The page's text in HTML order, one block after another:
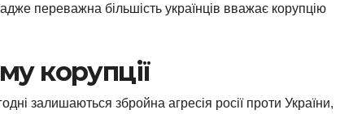
переважна більшість українців вважає корупцію
корупції
залишаються збройна агресія росії проти України,